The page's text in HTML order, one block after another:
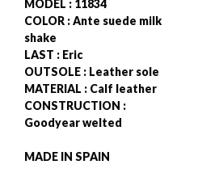
MODEL : 11834
COLOR : Ante suede milk
shake
LAST : Eric
OUTSOLE : Leather sole
MATERIAL : Calf leather
CONSTRUCTION :
Goodyear welted
MADE IN SPAIN